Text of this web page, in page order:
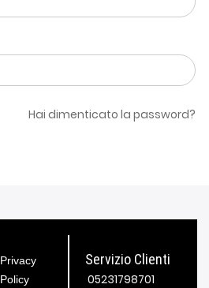
Hai dimenticato la password?
Privacy
Policy
Servizio Clienti
05231798701